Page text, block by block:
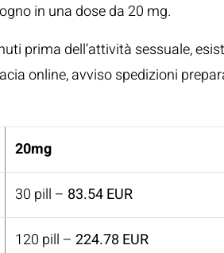
in una dose da 20 mg.
prima dell’attività sessuale,
online, avviso spedizioni
20mg
30 pill – 83.54 EUR
120 pill – 224.78 EUR